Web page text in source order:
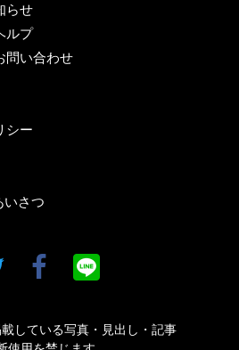
らせ
ルプ
問い合わせ
シー
いさつ
している写真・見出し・記事